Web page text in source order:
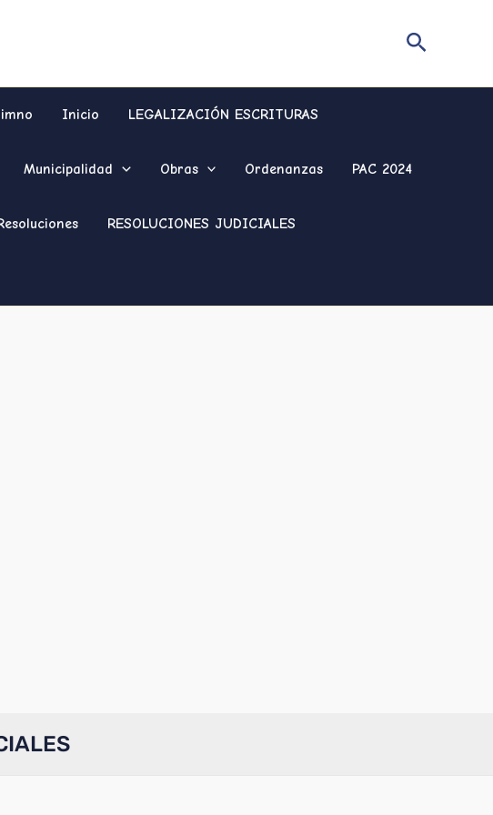
Buscar
Inicio LEGALIZACIÓN ESCRITURAS
Municipalidad Obras Ordenanzas PAC 2024
RESOLUCIONES JUDICIALES